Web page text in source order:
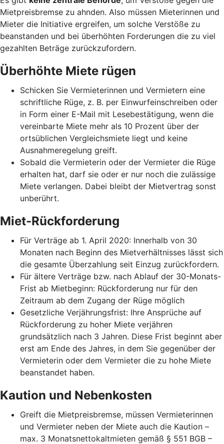
Mietpreisbremse zu ahnden. Also müssen Mieterinnen und
Mieter die Initiative ergreifen, um solche Verstöße zu
beanstanden und bei überhöhten Forderungen die zu viel
gezahlten Beträge zurückzufordern.
Überhöhte Miete rügen
Schicken Sie Vermieterinnen und Vermietern eine
schriftliche Rüge, z. B. per Einwurfeinschreiben oder
in Form einer E-Mail mit Lesebestätigung, wenn die
vereinbarte Miete mehr als 10 Prozent über der
ortsüblichen Vergleichsmiete liegt und keine
Ausnahmeregelung greift.
Sobald die Vermieterin oder der Vermieter die Rüge
erhalten hat, darf sie oder er nur noch die zulässige
Miete verlangen. Dabei bleibt der Mietvertrag sonst
unberührt.
Miet-Rückforderung
Für Verträge ab 1. April 2020: Innerhalb von 30
Monaten nach Beginn des Mietverhältnisses lässt sich
die gesamte Überzahlung seit Einzug zurückfordern.
Für ältere Verträge bzw. nach Ablauf der 30-Monats-
Frist ab Mietbeginn: Rückforderung nur für den
Zeitraum ab dem Zugang der Rüge möglich
Gesetzliche Verjährungsfrist: Ihre Ansprüche auf
Rückforderung zu hoher Miete verjähren
grundsätzlich nach 3 Jahren. Diese Frist beginnt aber
erst am Ende des Jahres, in dem Sie gegenüber der
Vermieterin oder dem Vermieter die zu hohe Miete
beanstandet haben.
Kaution und Nebenkosten
Greift die Mietpreisbremse, müssen Vermieterinnen
und Vermieter neben der Miete auch die Kaution –
max. 3 Monatsnettokaltmieten gemäß § 551 BGB –